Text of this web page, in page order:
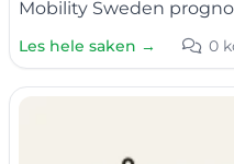
Mobility Sweden
Les hele saken → 0